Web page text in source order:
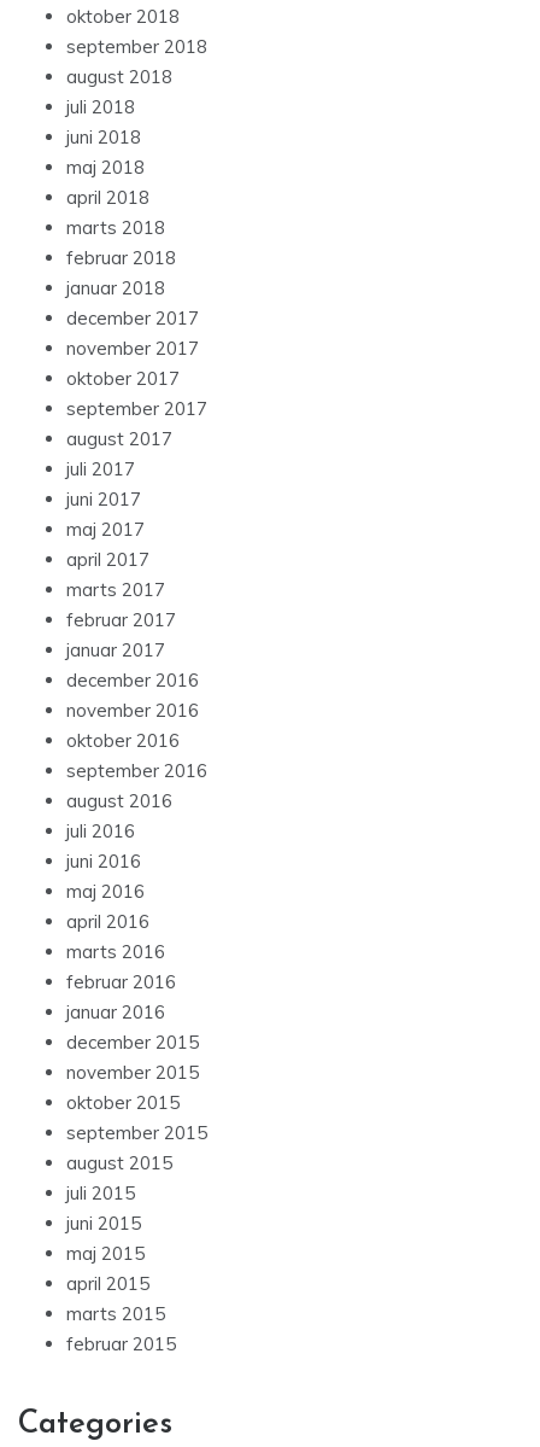
oktober 2018
september 2018
august 2018
juli 2018
juni 2018
maj 2018
april 2018
marts 2018
februar 2018
januar 2018
december 2017
november 2017
oktober 2017
september 2017
august 2017
juli 2017
juni 2017
maj 2017
april 2017
marts 2017
februar 2017
januar 2017
december 2016
november 2016
oktober 2016
september 2016
august 2016
juli 2016
juni 2016
maj 2016
april 2016
marts 2016
februar 2016
januar 2016
december 2015
november 2015
oktober 2015
september 2015
august 2015
juli 2015
juni 2015
maj 2015
april 2015
marts 2015
februar 2015
Categories